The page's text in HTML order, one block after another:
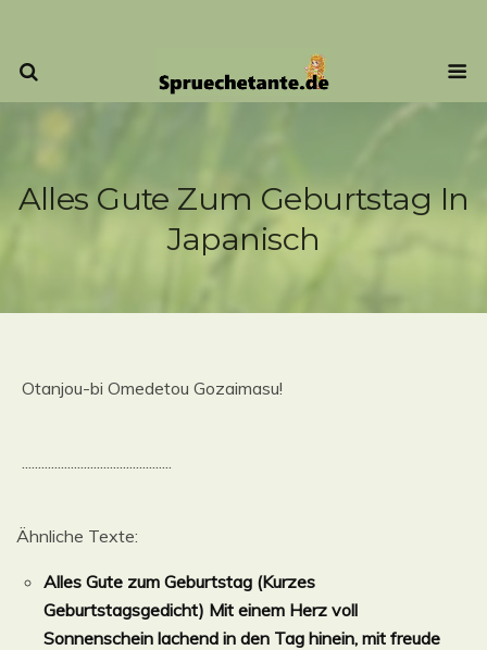
Alles Gute Zum Geburtstag In
Japanisch
Otanjou-bi Omedetou Gozaimasu!
..............................................
Ähnliche Texte:
Alles Gute zum Geburtstag (Kurzes
Geburtstagsgedicht) Mit einem Herz voll
Sonnenschein lachend in den Tag hinein, mit freude